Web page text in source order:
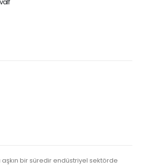
aşkın bir süredir endüstriyel sektörde